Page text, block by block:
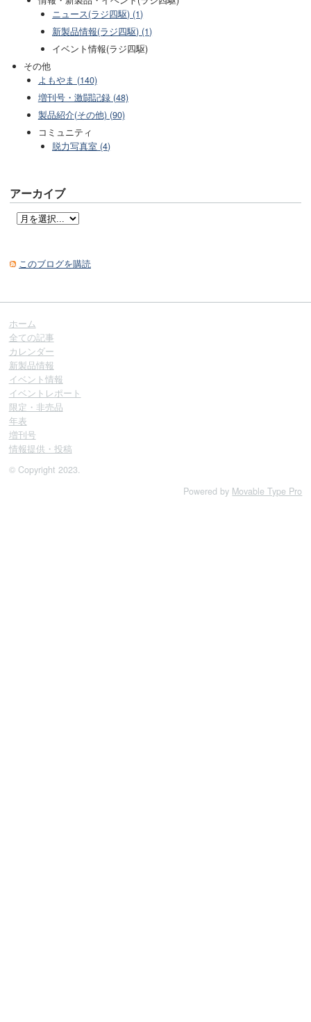
ニュース(ラジ四駆) (1)
新製品情報(ラジ四駆) (1)
イベント情報(ラジ四駆)
その他
よもやま (140)
増刊号・激闘記録 (48)
製品紹介(その他) (90)
コミュニティ
脱力写真室 (4)
アーカイブ
このブログを購読
ホーム
全ての記事
カレンダー
新製品情報
イベント情報
イベントレポート
限定・非売品
年表
増刊号
情報提供・投稿
© Copyright 2023.
Powered by Movable Type Pro